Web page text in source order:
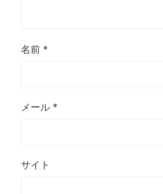
名前 *
メール *
サイト